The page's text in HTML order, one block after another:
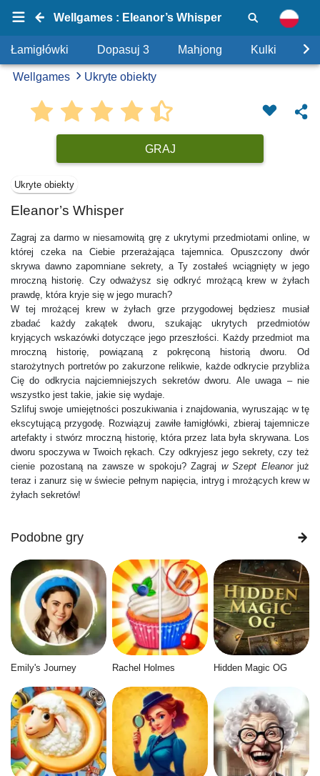
Wellgames : Eleanor’s Whisper
Łamigłówki Dopasuj 3 Mahjong Kulki
Wellgames Ukryte obiekty
GRAJ
Ukryte obiekty
Eleanor’s Whisper
Zagraj za darmo w niesamowitą grę z ukrytymi przedmiotami online, w
której czeka na Ciebie przerażająca tajemnica. Opuszczony dwór
skrywa dawno zapomniane sekrety, a Ty zostałeś wciągnięty w jego
mroczną historię. Czy odważysz się odkryć mrożącą krew w żyłach
prawdę, która kryje się w jego murach?
W tej mrożącej krew w żyłach grze przygodowej będziesz musiał
zbadać każdy zakątek dworu, szukając ukrytych przedmiotów
kryjących wskazówki dotyczące jego przeszłości. Każdy przedmiot ma
mroczną historię, powiązaną z pokręconą historią dworu. Od
starożytnych portretów po zakurzone relikwie, każde odkrycie przybliża
Cię do odkrycia najciemniejszych sekretów dworu. Ale uwaga – nie
wszystko jest takie, jakie się wydaje.
Szlifuj swoje umiejętności poszukiwania i znajdowania, wyruszając w tę
ekscytującą przygodę. Rozwiązuj zawiłe łamigłówki, zbieraj tajemnicze
artefakty i stwórz mroczną historię, która przez lata była skrywana. Los
dworu spoczywa w Twoich rękach. Czy odkryjesz jego sekrety, czy też
cienie pozostaną na zawsze w spokoju? Zagraj w Szept Eleanorjuż
teraz i zanurz się w świecie pełnym napięcia, intryg i mrożących krew w
żyłach sekretów!
Podobne gry
Emily's Journey Rachel Holmes Hidden Magic OG